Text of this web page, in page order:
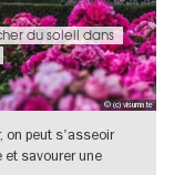
© (c) visumate
du soleil dans
on peut s'asseoir
et savourer une